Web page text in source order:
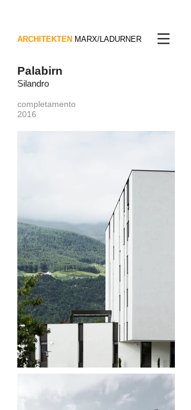
ARCHITEKTEN MARX/LADURNER
Palabirn
Silandro
completamento
2016